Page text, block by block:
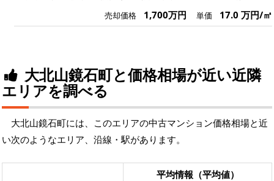
売却価格 1,700万円 単価 17.0 万円/㎡
大北山鏡石町と価格相場が近い近隣
エリアを調べる
大北山鏡石町には、このエリアの中古マンション価格相場と近
い次のようなエリア、沿線・駅があります。
平均情報（平均値）